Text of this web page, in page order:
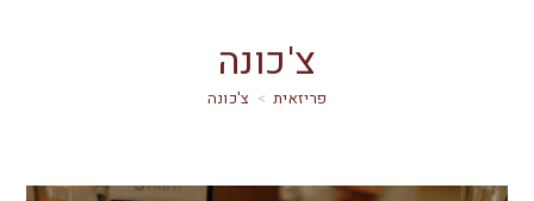
צ'כונה
> צ'כונה